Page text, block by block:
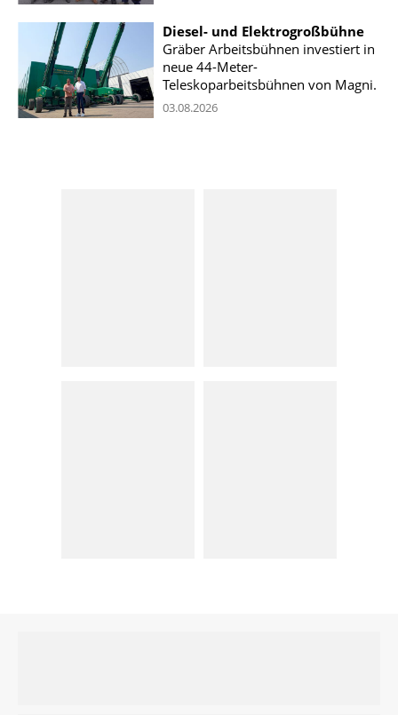
Diesel- und Elektrogroßbühne
Gräber Arbeitsbühnen investiert in
neue 44-Meter-
Teleskoparbeitsbühnen von Magni.
03.08.2026